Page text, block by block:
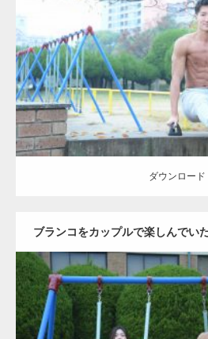
Update:
Category:公園のマッチョ その他
ダウンロード
ダウンロード
ブランコをカップルで楽しんでい
ーズをするマ
Update: